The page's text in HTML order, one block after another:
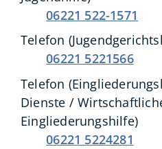
06221 522-1571
Telefon
06221 5221566
Telefon
Dienste /
Eingliederungshilfe)
06221 5224281